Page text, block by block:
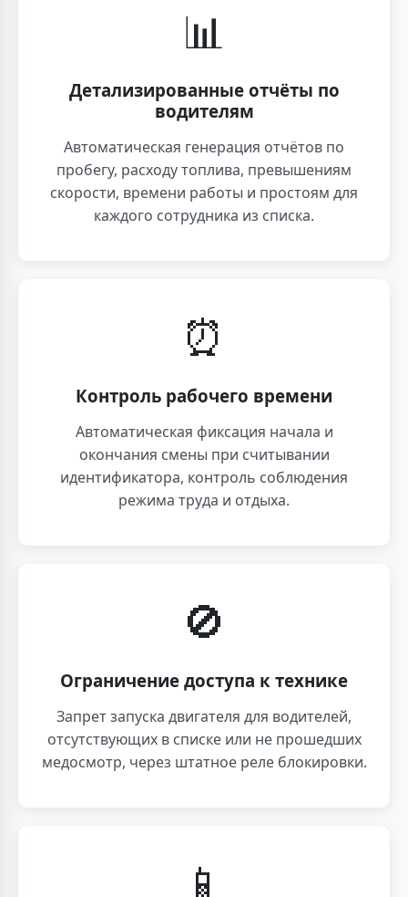
📊
Детализированные отчёты по
водителям
Автоматическая генерация отчётов по
пробегу, расходу топлива, превышениям
скорости, времени работы и простоям для
каждого сотрудника из списка.
⏰
Контроль рабочего времени
Автоматическая фиксация начала и
окончания смены при считывании
идентификатора, контроль соблюдения
режима труда и отдыха.
🚫
Ограничение доступа к технике
Запрет запуска двигателя для водителей,
отсутствующих в списке или не прошедших
медосмотр, через штатное реле блокировки.
📱